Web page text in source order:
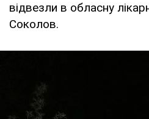
відвезли в обласну
Соколов.